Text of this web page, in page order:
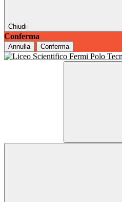
Chiudi
Conferma
Annulla Conferma